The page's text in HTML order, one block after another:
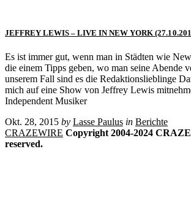
JEFFREY LEWIS – LIVE IN NEW YORK
Es ist immer gut, wenn man in Städten wie
die einem Tipps geben, wo man seine Abende
unserem Fall sind es die Redaktionslieblinge
mich auf eine Show von Jeffrey Lewis
Independent Musiker
Okt. 28, 2015 by Lasse Paulus in Berichte
CRAZEWIRE Copyright 2004-2024
reserved.